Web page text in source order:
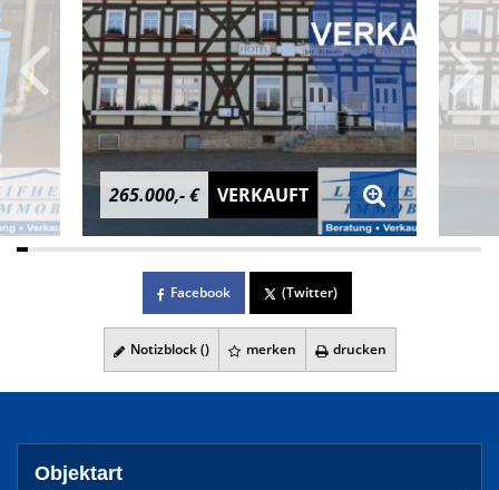
265.000,- € VERKAUFT
Facebook (Twitter)
Notizblock () merken drucken
Objektart